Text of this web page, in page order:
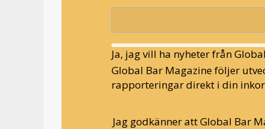
Ja, jag vill ha nyheter från
Global Bar Magazine följer
rapporteringar direkt i din
Jag godkänner att Global Bar